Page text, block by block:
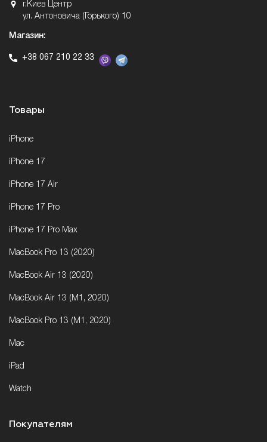
г.Киев Центр
ул. Антоновича (Горького) 10
Магазин:
+38 067 210 22 33
Товары
iPhone
iPhone 17
iPhone 17 Air
iPhone 17 Pro
iPhone 17 Pro Max
MacBook Pro 13 (2020)
MacBook Air 13 (2020)
MacBook Air 13 (M1, 2020)
MacBook Pro 13 (M1, 2020)
Mac
iPad
Watch
Покупателям